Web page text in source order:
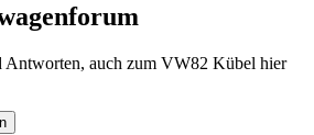
Antworten, auch zum VW82 Kübel hier